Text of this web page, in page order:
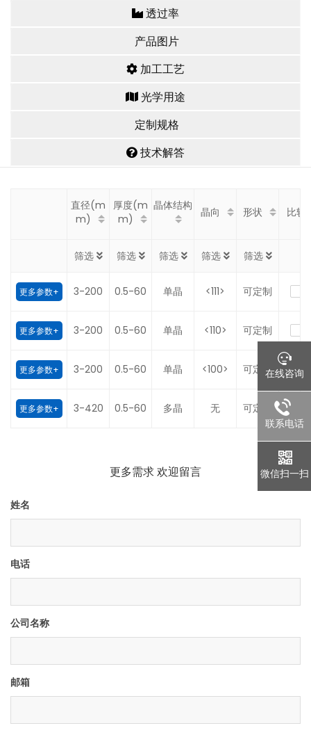
透过率
产品图片
加工工艺
光学用途
定制规格
技术解答
直径(m
m)
厚度(m
m)
晶体结构 晶向 形状 比较
筛选 筛选 筛选 筛选 筛选
更多参数+ 3-200 0.5-60 单晶 <111> 可定制
更多参数+ 3-200 0.5-60 单晶 <110> 可定制
更多参数+ 3-200 0.5-60 单晶 <100> 可定制
更多参数+ 3-420 0.5-60 多晶 无 可定制
更多需求 欢迎留言
姓名
电话
公司名称
邮箱
在线咨询
联系电话
微信扫一扫